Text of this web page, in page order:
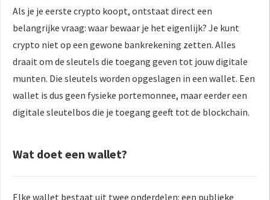
Als je je eerste crypto koopt, ontstaat direct een
belangrijke vraag: waar bewaar je het eigenlijk? Je kunt
crypto niet op een gewone bankrekening zetten. Alles
draait om de sleutels die toegang geven tot jouw digitale
munten. Die sleutels worden opgeslagen in een wallet. Een
wallet is dus geen fysieke portemonnee, maar eerder een
digitale sleutelbos die je toegang geeft tot de blockchain.
Wat doet een wallet?
Elke wallet bestaat uit twee onderdelen: een publieke